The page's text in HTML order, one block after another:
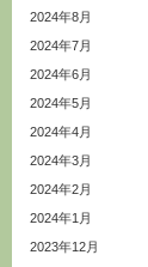
2024年8月
2024年7月
2024年6月
2024年5月
2024年4月
2024年3月
2024年2月
2024年1月
2023年12月